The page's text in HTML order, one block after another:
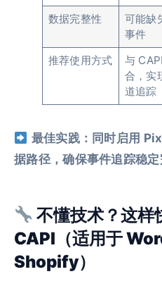
数据完整性
可能缺
事件
推荐使用方式
与
合，实
道追踪
最佳实践：同时启用
据路径，确保事件追踪稳定
不懂技术？这样
CAPI（适用于
Shopify）